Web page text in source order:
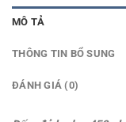
MÔ TẢ
THÔNG TIN BỔ SUNG
ĐÁNH GIÁ (0)